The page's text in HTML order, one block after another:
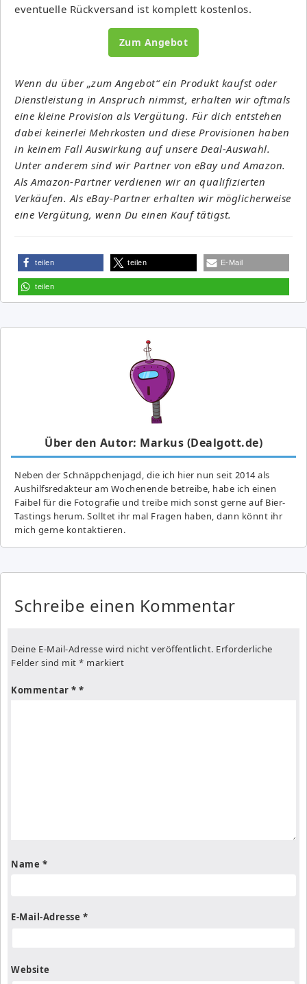
eventuelle Rückversand ist komplett kostenlos.
Zum Angebot
Wenn du über „zum Angebot“ ein Produkt kaufst oder
Dienstleistung in Anspruch nimmst, erhalten wir oftmals
eine kleine Provision als Vergütung. Für dich entstehen
dabei keinerlei Mehrkosten und diese Provisionen haben
in keinem Fall Auswirkung auf unsere Deal-Auswahl.
Unter anderem sind wir Partner von eBay und Amazon.
Als Amazon-Partner verdienen wir an qualifizierten
Verkäufen. Als eBay-Partner erhalten wir möglicherweise
eine Vergütung, wenn Du einen Kauf tätigst.
teilen teilen E-Mail
teilen
Über den Autor: Markus (Dealgott.de)
Neben der Schnäppchenjagd, die ich hier nun seit 2014 als
Aushilfsredakteur am Wochenende betreibe, habe ich einen
Faibel für die Fotografie und treibe mich sonst gerne auf Bier-
Tastings herum. Solltet ihr mal Fragen haben, dann könnt ihr
mich gerne kontaktieren.
Schreibe einen Kommentar
Deine E-Mail-Adresse wird nicht veröffentlicht. Erforderliche
Felder sind mit * markiert
Kommentar *
Name *
E-Mail-Adresse *
Website